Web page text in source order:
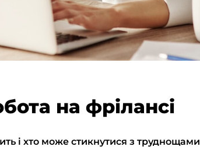
на фрілансі
і хто може стикнутися з труднощами